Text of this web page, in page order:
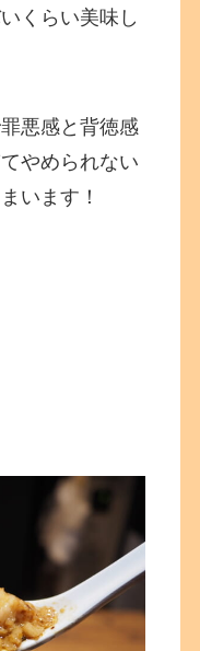
くらい美味し
悪感と背徳感
やめられない
います！